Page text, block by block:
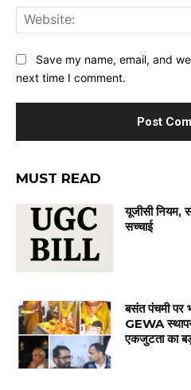
Save my name, email, and
next time I comment.
MUST READ
यूजीसी नियम,
सच्चाई
बसंत पंचमी पर
GEWA
एकजुटता का